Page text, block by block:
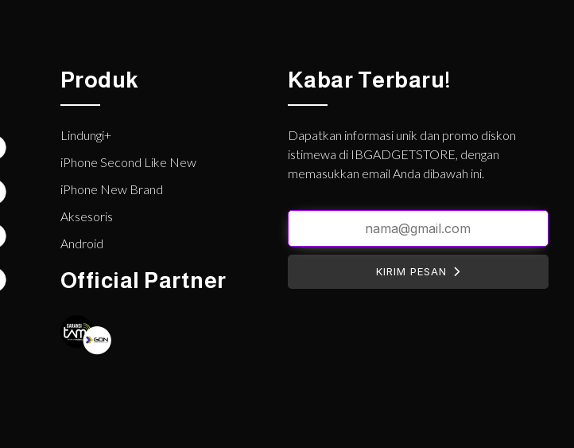
Produk
Lindungi+
iPhone Second Like New
iPhone New Brand
Aksesoris
Android
Official Partner
Kabar Terbaru!
Dapatkan informasi unik dan promo diskon
istimewa di IBGADGETSTORE, dengan
memasukkan email Anda dibawah ini.
KIRIM PESAN